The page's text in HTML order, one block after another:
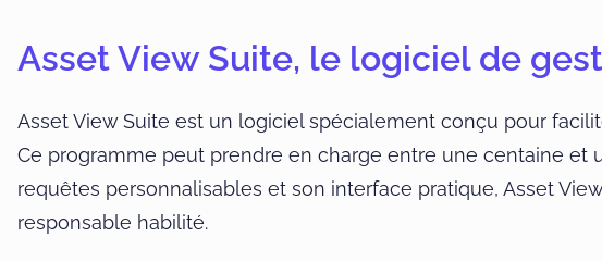
Asset View Suite, le logiciel de
Asset View Suite est un logiciel spécialement conçu pour
Ce programme peut prendre en charge entre une centaine et
requêtes personnalisables et son interface pratique, Asset
responsable habilité.